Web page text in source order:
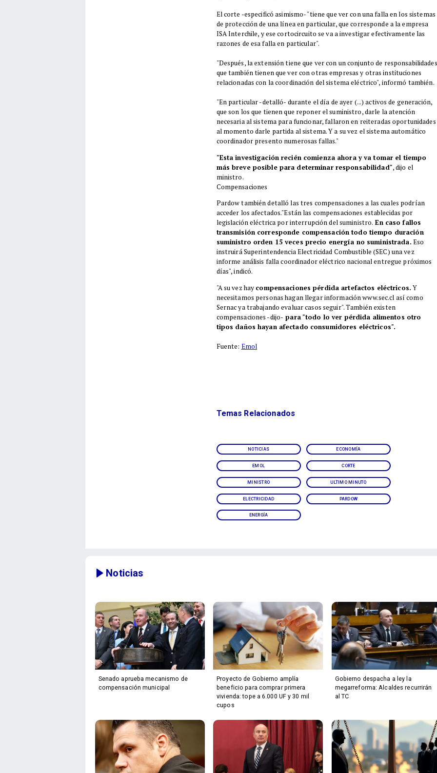
El corte -especificó asimismo- "tiene que ver con una falla en los sistemas
de protección de una línea en particular, que corresponde a la empresa
ISA Interchile, y ese cortocircuito se va a investigar efectivamente las
razones de esa falla en particular".
"Después, la extensión tiene que ver con un conjunto de responsabilidades
que también tienen que ver con otras empresas y otras instituciones
relacionadas con la coordinación del sistema eléctrico", informó también.
"En particular -detalló- durante el día de ayer (...) activos de generación,
que son los que tienen que reponer el suministro, darle la atención
necesaria al sistema para funcionar, fallaron en reiteradas oportunidades
al momento darle partida al sistema. Y a su vez el sistema automático
coordinador presento numerosas fallas."
"Esta investigación recién comienza ahora y va tomar el tiempo
más breve posible para determinar responsabilidad", dijo el
ministro.
Compensaciones
​Pardow también detalló las tres compensaciones a las cuales podrían
acceder los afectados."Están las compensaciones establecidas por
legislación eléctrica por interrupción del suministro. En caso fallos
transmisión corresponde compensación todo tiempo duración
suministro orden 15 veces precio energía no suministrada. Eso
instruirá Superintendencia Electricidad Combustible (SEC) una vez
informe análisis falla coordinador eléctrico nacional entregue próximos
días", indicó.
"A su vez hay compensaciones pérdida artefactos eléctricos. Y
necesitamos personas hagan llegar información www.sec.cl así como
Sernac ya trabajando evaluar casos seguir". También existen
compensaciones -dijo- para "todo lo ver pérdida alimentos otro
tipos daños hayan afectado consumidores eléctricos".
Fuente: Emol
NOTICIAS ECONOMÍA
EMOL CORTE
MINISTRO ULTIMO MINUTO
ELECTRICIDAD PARDOW
ENERGÍA
Temas Relacionados
Noticias
Senado aprueba mecanismo de
compensación municipal
Proyecto de Gobierno amplía
beneficio para comprar primera
vivienda: tope a 6.000 UF y 30 mil
cupos
Gobierno despacha a ley la
megarreforma: Alcaldes recurrirán
al TC